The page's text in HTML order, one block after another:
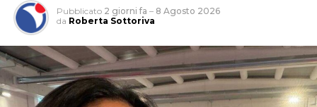
Pubblicato 2 giorni fa – 8 Agosto 2026
da Roberta Sottoriva